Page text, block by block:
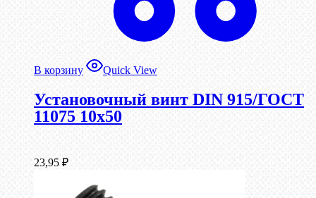
В корзину Quick View
Установочный винт DIN 915/ГОСТ
11075 10х50
23,95 ₽